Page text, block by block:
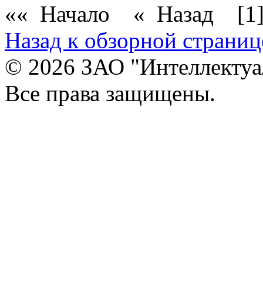
«« Начало « Назад
Назад к обзорной
© 2026 ЗАО
Все права защищены.